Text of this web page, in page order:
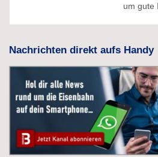
um gute
Nachrichten direkt aufs Handy